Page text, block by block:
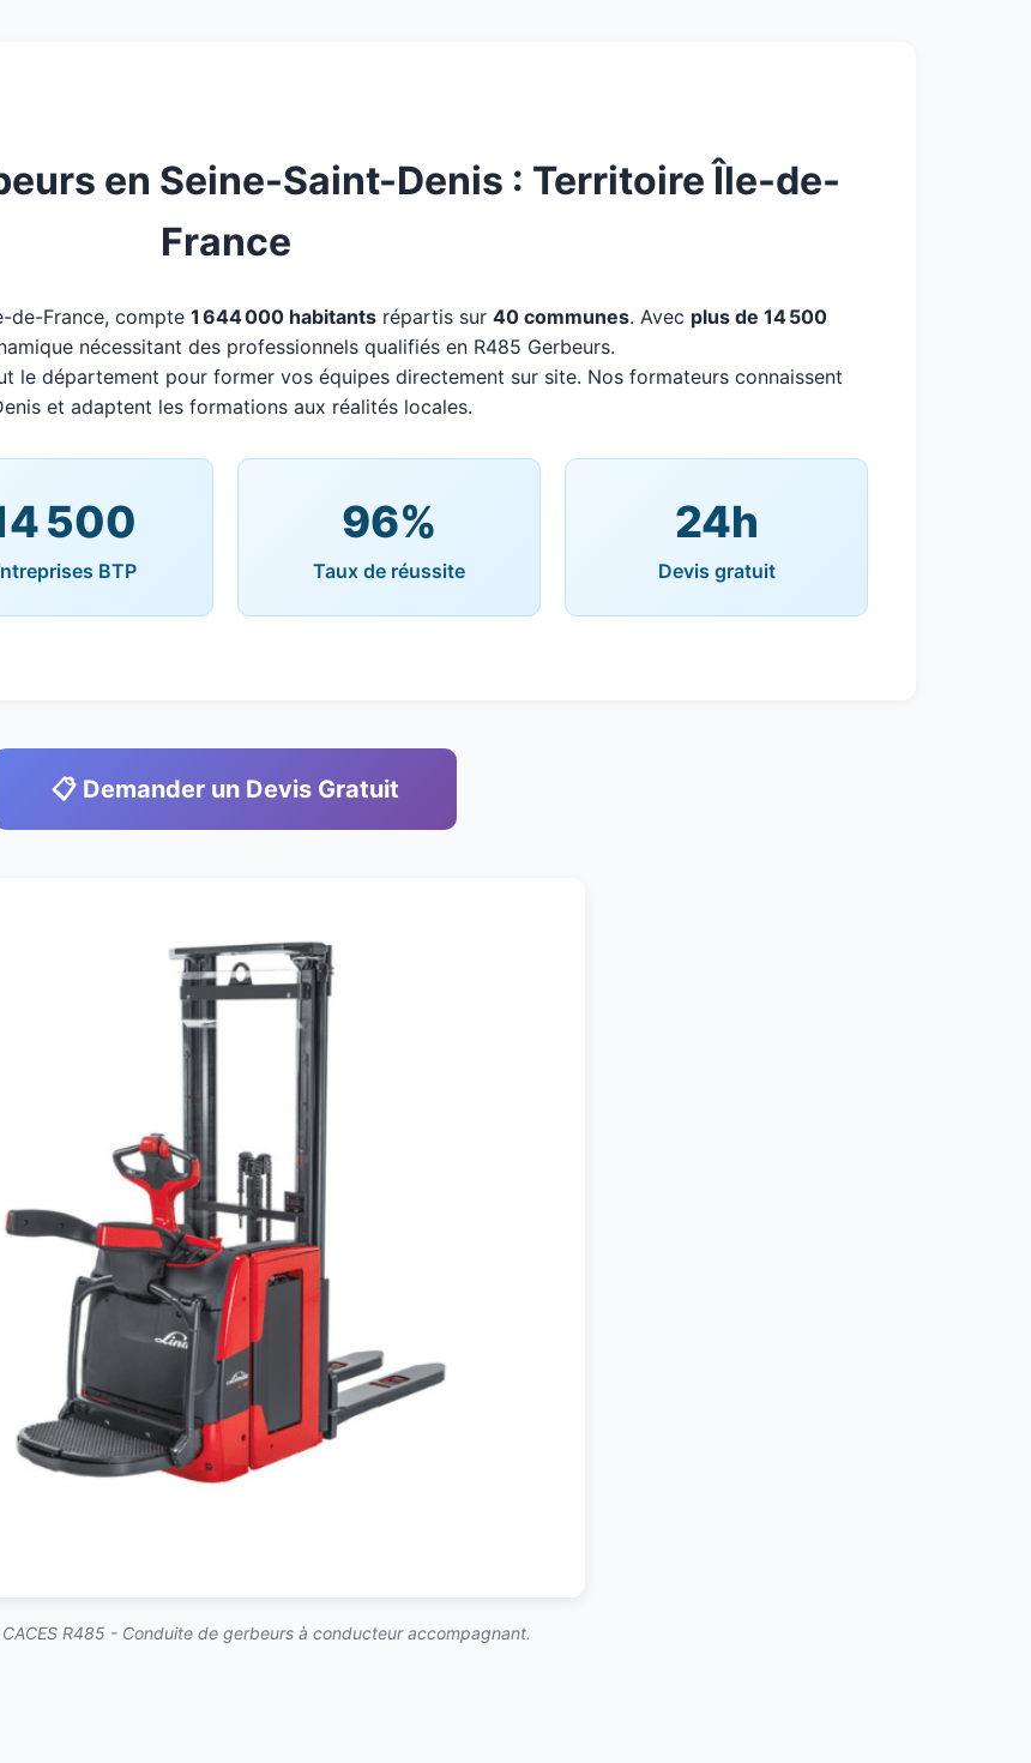
en Seine-Saint-Denis : Territoire Île-de-
France
de-France, compte 1 644 000 habitants répartis sur 40 communes. Avec plus de 14 500
nécessitant des professionnels qualifiés en R485 Gerbeurs.
le département pour former vos équipes directement sur site. Nos formateurs connaissent
et adaptent les formations aux réalités locales.
500
BTP
96%
Taux de réussite
24h
Devis gratuit
📋 Demander un Devis Gratuit
CACES R485 - Conduite de gerbeurs à conducteur accompagnant.